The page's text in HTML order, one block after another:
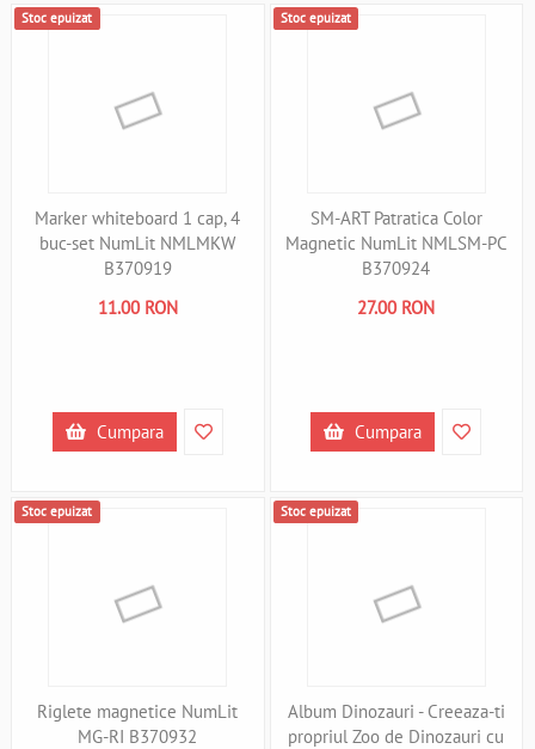
Stoc epuizat
Marker whiteboard 1 cap, 4
buc-set NumLit NMLMKW
B370919
11.00 RON
Cumpara
Stoc epuizat
SM-ART Patratica Color
Magnetic NumLit NMLSM-PC
B370924
27.00 RON
Cumpara
Stoc epuizat
Riglete magnetice NumLit
MG-RI B370932
Stoc epuizat
Album Dinozauri - Creeaza-ti
propriul Zoo de Dinozauri cu